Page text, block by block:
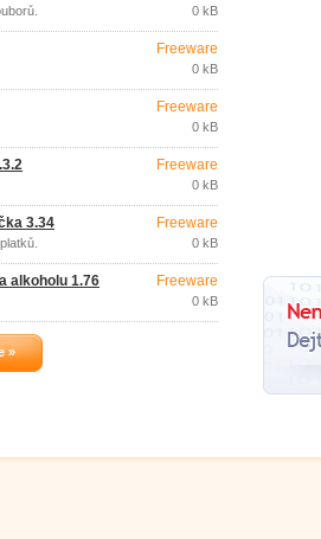
0 kB
Freeware
0 kB
Freeware
0 kB
Freeware
0 kB
3.34 Freeware
0 kB
alkoholu 1.76 Freeware
0 kB
»